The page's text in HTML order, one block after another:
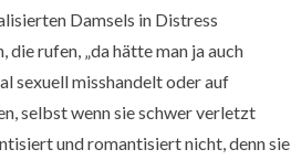
Damsels in Distress
rufen, „da hätte man ja auch
sexuell misshandelt oder auf
selbst wenn sie schwer verletzt
und romantisiert nicht, denn sie